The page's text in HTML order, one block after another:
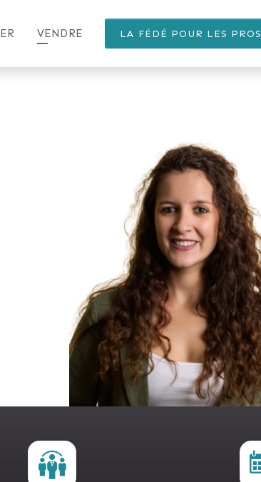
VENDRE LA FÉDÉ POUR LES PROS